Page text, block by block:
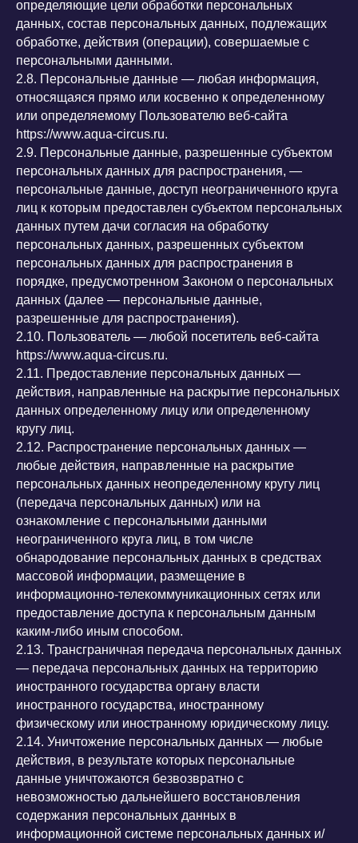
определяющие цели обработки персональных
данных, состав персональных данных, подлежащих
обработке, действия (операции), совершаемые с
персональными данными.
2.8. Персональные данные — любая информация,
относящаяся прямо или косвенно к определенному
или определяемому Пользователю веб-сайта
https://www.aqua-circus.ru.
2.9. Персональные данные, разрешенные субъектом
персональных данных для распространения, —
персональные данные, доступ неограниченного круга
лиц к которым предоставлен субъектом персональных
данных путем дачи согласия на обработку
персональных данных, разрешенных субъектом
персональных данных для распространения в
порядке, предусмотренном Законом о персональных
данных (далее — персональные данные,
разрешенные для распространения).
2.10. Пользователь — любой посетитель веб-сайта
https://www.aqua-circus.ru.
2.11. Предоставление персональных данных —
действия, направленные на раскрытие персональных
данных определенному лицу или определенному
кругу лиц.
2.12. Распространение персональных данных —
любые действия, направленные на раскрытие
персональных данных неопределенному кругу лиц
(передача персональных данных) или на
ознакомление с персональными данными
неограниченного круга лиц, в том числе
обнародование персональных данных в средствах
массовой информации, размещение в
информационно-телекоммуникационных сетях или
предоставление доступа к персональным данным
каким-либо иным способом.
2.13. Трансграничная передача персональных данных
— передача персональных данных на территорию
иностранного государства органу власти
иностранного государства, иностранному
физическому или иностранному юридическому лицу.
2.14. Уничтожение персональных данных — любые
действия, в результате которых персональные
данные уничтожаются безвозвратно с
невозможностью дальнейшего восстановления
содержания персональных данных в
информационной системе персональных данных и/